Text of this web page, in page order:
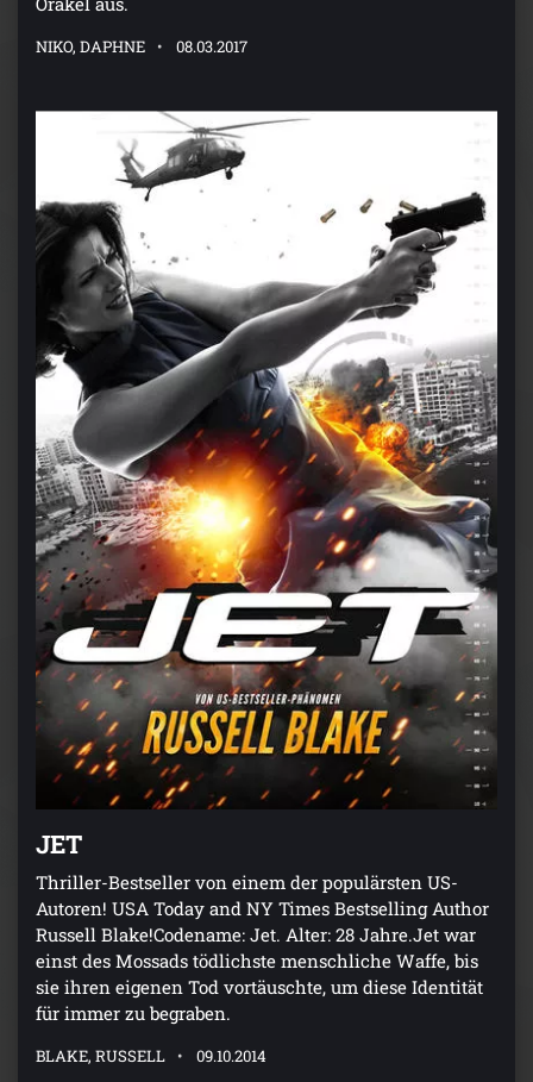
NIKO, DAPHNE 08.03.2017
JET
Thriller-Bestseller von einem der populärsten US-
Autoren! USA Today and NY Times Bestselling Author
Russell Blake!Codename: Jet. Alter: 28 Jahre.Jet war
einst des Mossads tödlichste menschliche Waffe, bis
sie ihren eigenen Tod vortäuschte, um diese Identität
für immer zu begraben.
BLAKE, RUSSELL 09.10.2014